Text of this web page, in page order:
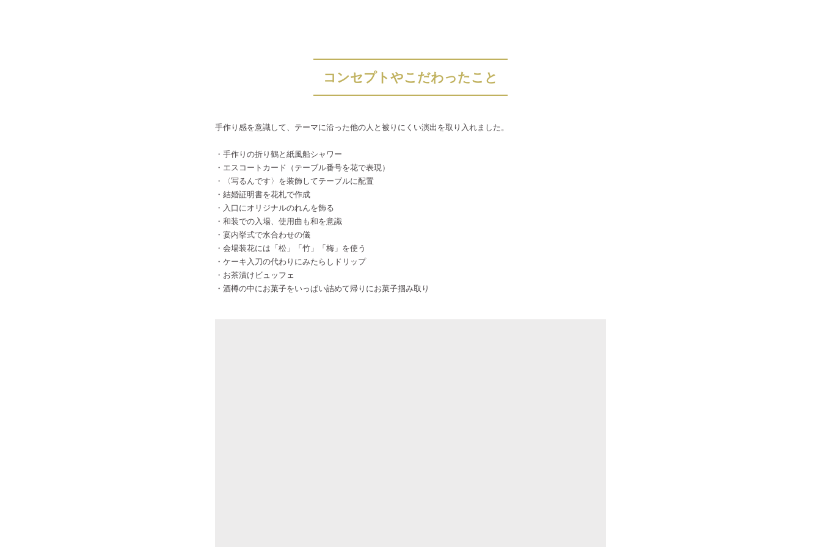
コンセプトやこだわったこと
手作り感を意識して、テーマに沿った他の人と被りにくい演出を取り入れました。
・手作りの折り鶴と紙風船シャワー
・エスコートカード（テーブル番号を花で表現）
・〈写るんです〉を装飾してテーブルに配置
・結婚証明書を花札で作成
・入口にオリジナルのれんを飾る
・和装での入場、使用曲も和を意識
・宴内挙式で水合わせの儀
・会場装花には「松」「竹」「梅」を使う
・ケーキ入刀の代わりにみたらしドリップ
・お茶漬けビュッフェ
・酒樽の中にお菓子をいっぱい詰めて帰りにお菓子掴み取り